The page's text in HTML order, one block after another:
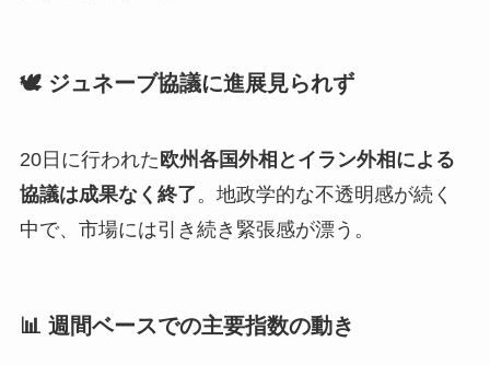
🕊️ ジュネーブ協議に進展見られず
20日に行われた欧州各国外相とイラン外相による
協議は成果なく終了 。地政学的な不透明感が続く
中で、市場には引き続き緊張感が漂う。
📊 週間ベースでの主要指数の動き